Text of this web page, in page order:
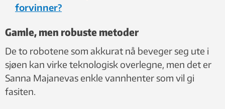
forvinner?
Gamle, men robuste metoder
De to robotene som akkurat nå beveger seg ute i
sjøen kan virke teknologisk overlegne, men det er
Sanna Majanevas enkle vannhenter som vil gi
fasiten.